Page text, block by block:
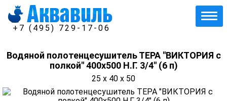
+7 (495) 729-17-06
Водяной полотенцесушитель ТЕРА "ВИКТОРИЯ с
полкой" 400х500 Н.Г. 3/4" (6 п)
25 x 40 x 50